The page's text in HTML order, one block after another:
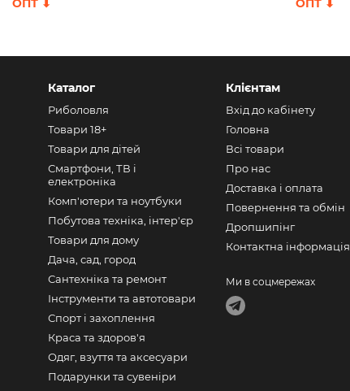
Каталог
Риболовля
Товари 18+
Товари для дітей
Смартфони, ТВ і
електроніка
Комп'ютери та ноутбуки
Побутова техніка, інтер'єр
Товари для дому
Дача, сад, город
Сантехніка та ремонт
Інструменти та автотовари
Спорт і захоплення
Краса та здоров'я
Одяг, взуття та аксесуари
Подарунки та сувеніри
Клієнтам
Вхід до кабінету
Головна
Всі товари
Про нас
Доставка і оплата
Повернення та обмін
Дропшипінг
Контактна інформація
Ми в соцмережах